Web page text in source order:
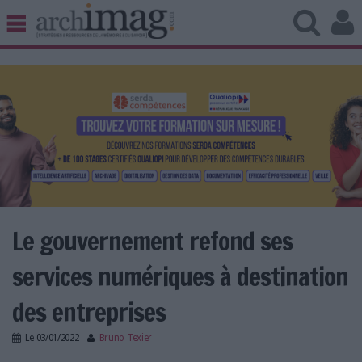
BIBLIOTHÈQUE ÉDITION
UNIVERS DATA
TRAVAIL COLLABORATIF
VIE NUMÉRIQUE
NUMÉRIQUE RESPONSABLE
LES NEWSLETTERS
LE MAGAZINE
Le gouvernement refond ses
services numériques à destination
des entreprises
Le 03/01/2022 Bruno Texier